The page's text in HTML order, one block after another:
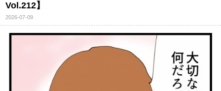
Vol.212】
2026-07-09